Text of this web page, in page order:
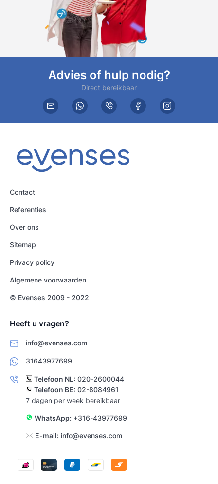
Advies of hulp nodig?
Direct bereikbaar
Contact
Referenties
Over ons
Sitemap
Privacy policy
Algemene voorwaarden
© Evenses 2009 - 2022
Heeft u vragen?
info@evenses.com
31643977699
Telefoon NL: 020-2600044
Telefoon BE: 02-8084961
7 dagen per week bereikbaar
WhatsApp: +316-43977699
E-mail: info@evenses.com